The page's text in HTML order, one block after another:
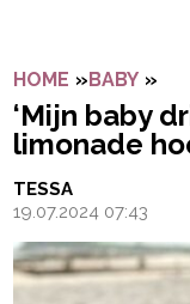
HOME »BABY »
‘Mijn baby
limonade
TESSA
19.07.2024 07:43